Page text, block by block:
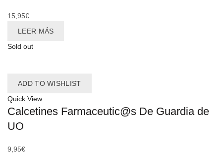
15,95€
LEER MÁS
Sold out
ADD TO WISHLIST
Quick View
Calcetines Farmaceutic@s De Guardia de
UO
9,95€